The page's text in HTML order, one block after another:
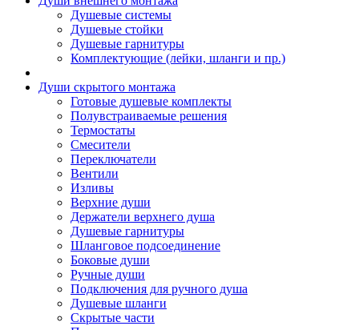
Душевые системы
Душевые стойки
Душевые гарнитуры
Комплектующие (лейки, шланги и пр.)
Души скрытого монтажа
Готовые душевые комплекты
Полувстраиваемые решения
Термостаты
Смесители
Переключатели
Вентили
Изливы
Верхние души
Держатели верхнего душа
Душевые гарнитуры
Шланговое подсоединение
Боковые души
Ручные души
Подключения для ручного душа
Душевые шланги
Скрытые части